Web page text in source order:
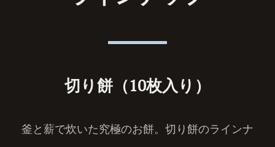
切り餅（10枚入り）
釜と薪で炊いた究極のお餅。切り餅のラインナ